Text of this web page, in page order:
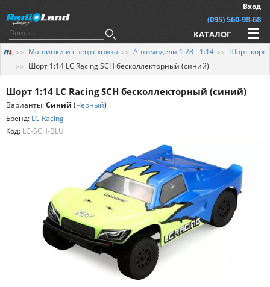
Вход
(095) 560-98-68
КАТАЛОГ
Машинки и спецтехника Автомодели 1:28 - 1:14
Шорт-корс
Шорт 1:14 LC Racing SCH бесколлекторный (синий)
Шорт 1:14 LC Racing SCH бесколлекторный (синий)
Варианты:Синий (Черный)
Бренд: LC Racing
Код: LC-SCH-BLU